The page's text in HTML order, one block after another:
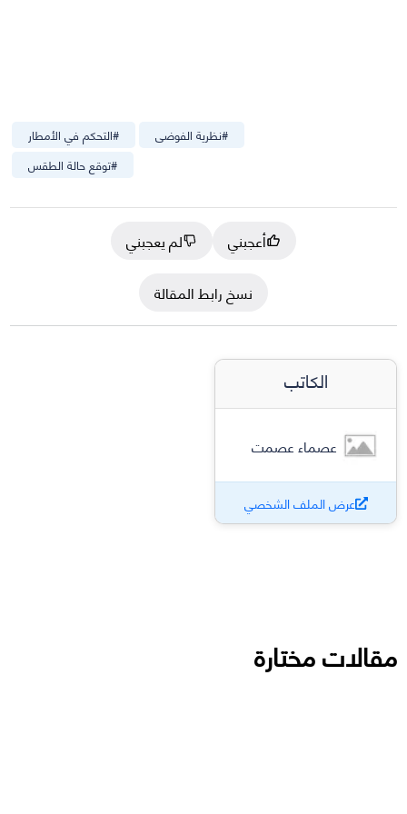
#التحكم في الأمطار #نظرية الفوضى
#توقع حالة الطقس
أعجبني
لم يعجبني
نسخ رابط المقالة
الكاتب
عصماء عصمت
عرض الملف الشخصي
مقالات مختارة